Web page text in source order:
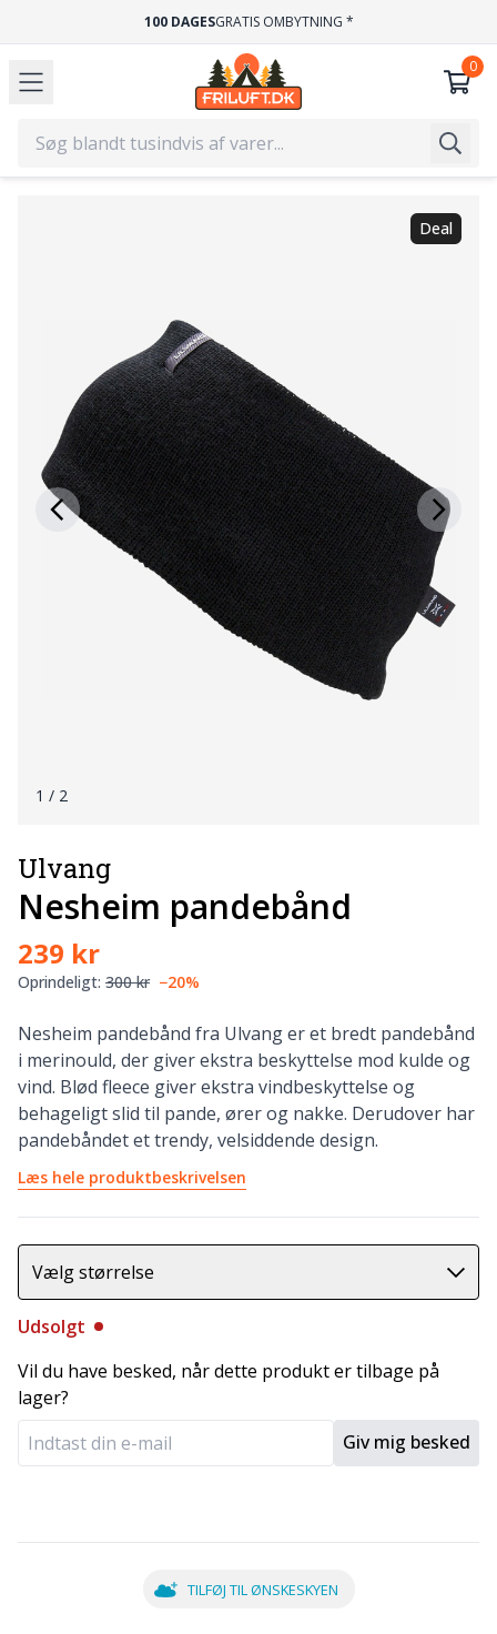
100 DAGESGRATIS OMBYTNING *
Deal
1 / 2
Ulvang
Nesheim pandebånd
239 kr
Oprindeligt: 300 kr −20%
Nesheim pandebånd fra Ulvang er et bredt pandebånd
i merinould, der giver ekstra beskyttelse mod kulde og
vind. Blød fleece giver ekstra vindbeskyttelse og
behageligt slid til pande, ører og nakke. Derudover har
pandebåndet et trendy, velsiddende design.
Læs hele produktbeskrivelsen
Vælg størrelse
Udsolgt
Vil du have besked, når dette produkt er tilbage på
lager?
Giv mig besked
TILFØJ TIL ØNSKESKYEN